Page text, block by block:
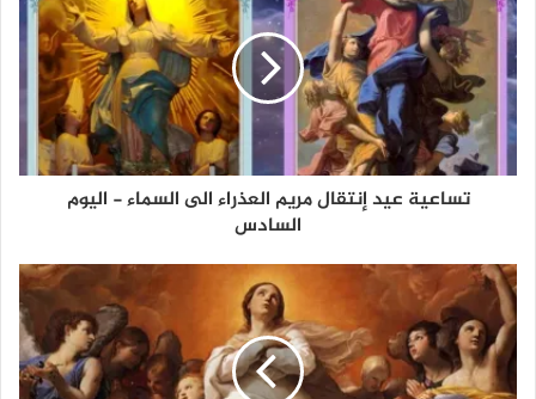
تساعية عيد إنتقال مريم العذراء الى السماء - اليوم
السادس